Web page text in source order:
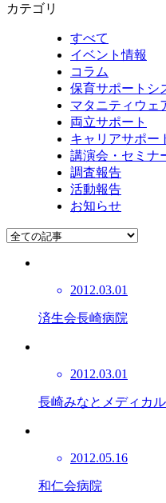
カテゴリ
すべて
イベント情報
コラム
保育サポートシ
マタニティウェ
両立サポート
キャリアサポー
講演会・セミナ
調査報告
活動報告
お知らせ
2012.03.01
済生会長崎病院
2012.03.01
長崎みなとメディカ
2012.05.16
和仁会病院